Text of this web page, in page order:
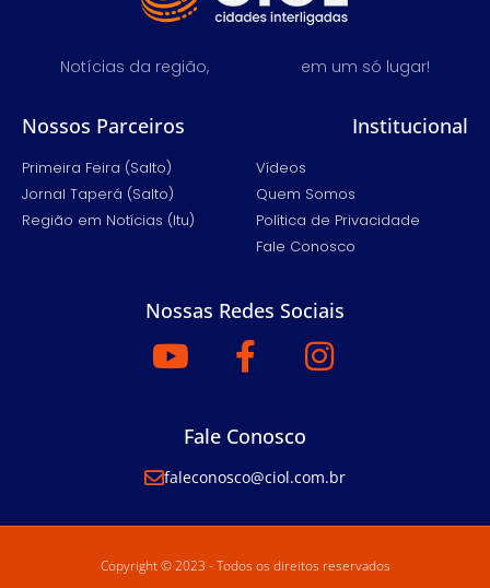
Notícias da região, em um só lugar!
Nossos Parceiros
Primeira Feira (Salto)
Jornal Taperá (Salto)
Região em Notícias (Itu)
Institucional
Vídeos
Quem Somos
Política de Privacidade
Fale Conosco
Nossas Redes Sociais
Fale Conosco
faleconosco@ciol.com.br
Copyright © 2023 - Todos os direitos reservados